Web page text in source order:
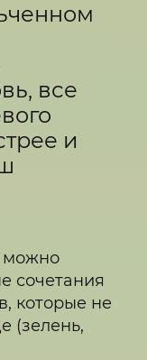
все
и
можно
сочетания
которые не
(зелень,